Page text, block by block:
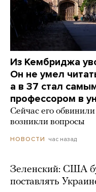
Из Кембриджа
Он не умел
а в 37 стал
профессором в
Сейчас его
возникли вопросы
НОВОСТИ час назад
Зеленский: США
поставлять